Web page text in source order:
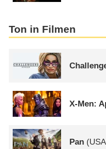
Ton in Filmen
X-Men:
Pan (USA